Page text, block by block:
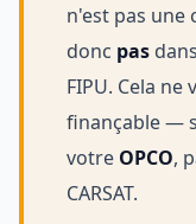
n'est pas une
donc pas
FIPU. Cela
finançable —
votre OPCO,
CARSAT.